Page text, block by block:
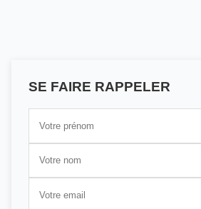
SE FAIRE RAPPELER